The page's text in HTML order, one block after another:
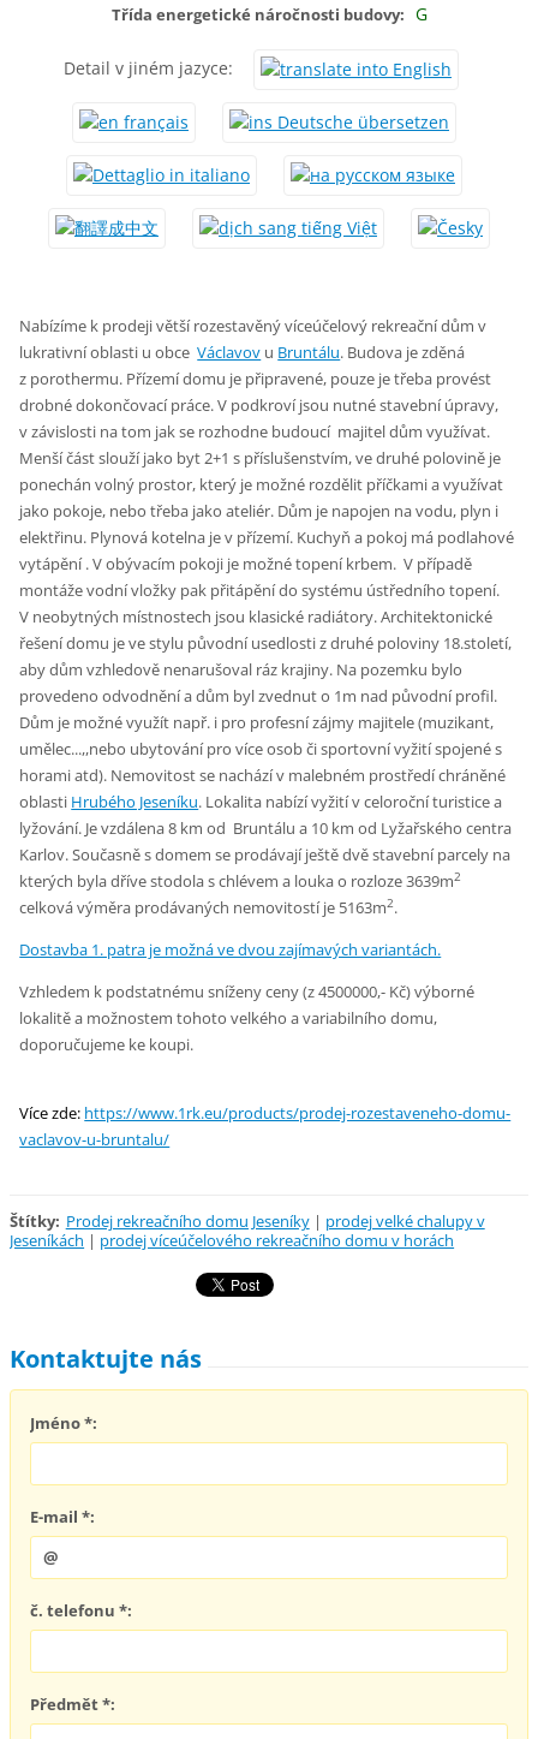
Třída energetické náročnosti budovy: G
Detail v jiném jazyce:
Nabízíme k prodeji větší rozestavěný víceúčelový rekreační dům v
lukrativní oblasti u obceVáclavov u Bruntálu. Budova je zděná
z porothermu. Přízemí domu je připravené, pouze je třeba provést
drobné dokončovací práce. V podkroví jsou nutné stavební úpravy,
v závislosti na tom jak se rozhodne budoucí majitel dům využívat.
Menší část slouží jako byt 2+1 s příslušenstvím, ve druhé polovině je
ponechán volný prostor, který je možné rozdělit příčkami a využívat
jako pokoje, nebo třeba jako ateliér. Dům je napojen na vodu, plyn i
elektřinu. Plynová kotelna je v přízemí. Kuchyň a pokoj má podlahové
vytápění . V obývacím pokoji je možné topení krbem. V případě
montáže vodní vložky pak přitápění do systému ústředního topení.
V neobytných místnostech jsou klasické radiátory. Architektonické
řešení domu je ve stylu původní usedlosti z druhé poloviny 18.století,
aby dům vzhledově nenarušoval ráz krajiny. Na pozemku bylo
provedeno odvodnění a dům byl zvednut o 1m nad původní profil.
Dům je možné využít např. i pro profesní zájmy majitele (muzikant,
umělec...,,nebo ubytování pro více osob či sportovní vyžití spojené s
horami atd). Nemovitost se nachází v malebném prostředí chráněné
oblasti Hrubého Jeseníku. Lokalita nabízí vyžití v celoroční turistice a
lyžování. Je vzdálena 8 km od Bruntálu a 10 km od Lyžařského centra
Karlov. Současně s domem se prodávají ještě dvě stavební parcely na
kterých byla dříve stodola s chlévem a louka o rozloze 3639m2
celková výměra prodávaných nemovitostí je 5163m2.
Dostavba 1. patra je možná ve dvou zajímavých variantách.
Vzhledem k podstatnému sníženy ceny (z 4500000,- Kč) výborné
lokalitě a možnostem tohoto velkého a variabilního domu,
doporučujeme ke koupi.
Více zde: https://www.1rk.eu/products/prodej-rozestaveneho-domu-
vaclavov-u-bruntalu/
Štítky: Prodej rekreačního domu Jeseníky | prodej velké chalupy v
Jeseníkách | prodej víceúčelového rekreačního domu v horách
Kontaktujte nás
Jméno *:
E-mail *:
č. telefonu *:
Předmět *: